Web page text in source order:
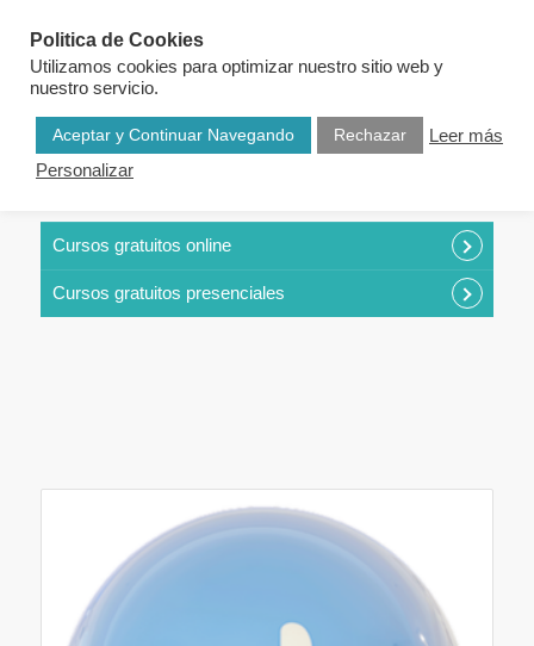
Cursos gratuitos online
Cursos gratuitos presenciales
Politica de Cookies
Utilizamos cookies para optimizar nuestro sitio web y
nuestro servicio.
Aceptar y Continuar Navegando Rechazar
Leer más
Personalizar